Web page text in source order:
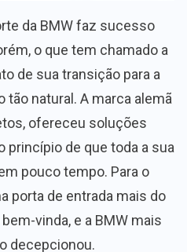
da BMW faz sucesso
o que tem chamado a
de sua transição para a
natural. A marca alemã
ofereceu soluções
princípio de que toda a sua
pouco tempo. Para o
porta de entrada mais do
vinda, e a BMW mais
decepcionou.